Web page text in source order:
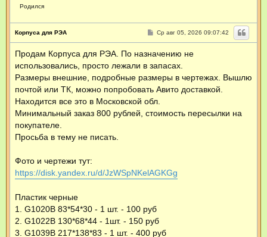
Родился
Корпуса для РЭА
С
б
е
и
е
Ср авг 05, 2026 09:07:42
Продам Корпуса для РЭА. По назначению не
использовались, просто лежали в запасах.
Размеры внешние, подробные размеры в чертежах. Вышлю
почтой или ТК, можно попробовать Авито доставкой.
Находится все это в Московской обл.
Минимальный заказ 800 рублей, стоимость пересылки на
покупателе.
Просьба в тему не писать.
Фото и чертежи тут:
https://disk.yandex.ru/d/JzWSpNKelAGKGg
Пластик черные
1. G1020B 83*54*30 - 1 шт. - 100 руб
2. G1022B 130*68*44 - 1шт. - 150 руб
3. G1039B 217*138*83 - 1 шт. - 400 руб